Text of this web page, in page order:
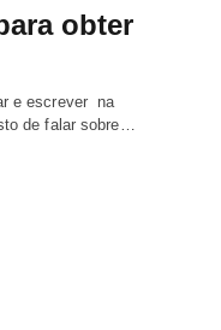
obter
e escrever na
de falar sobre…